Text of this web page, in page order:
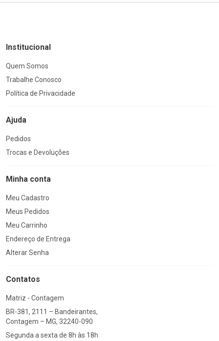
Institucional
Quem Somos
Trabalhe Conosco
Política de Privacidade
Ajuda
Pedidos
Trocas e Devoluções
Minha conta
Meu Cadastro
Meus Pedidos
Meu Carrinho
Endereço de Entrega
Alterar Senha
Contatos
Matriz - Contagem
BR-381, 2111 – Bandeirantes,
Contagem – MG, 32240-090
Segunda a sexta de 8h às 18h